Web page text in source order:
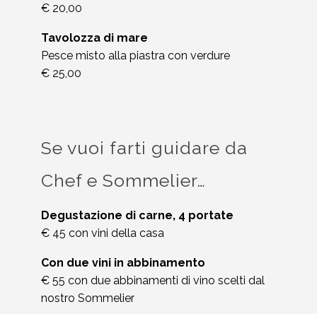
€ 20,00
Tavolozza di mare
Pesce misto alla piastra con verdure
€ 25,00
Se vuoi farti guidare da
Chef e Sommelier…
Degustazione di carne, 4 portate
€ 45 con vini della casa
Con due vini in abbinamento
€ 55 con due abbinamenti di vino scelti dal
nostro Sommelier